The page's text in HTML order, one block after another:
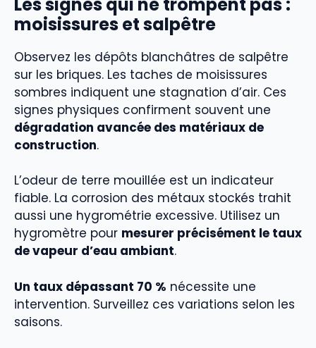
moisissures et salpêtre
Observez les dépôts blanchâtres de salpêtre
sur les briques. Les taches de moisissures
sombres indiquent une stagnation d’air. Ces
signes physiques confirment souvent une
dégradation avancée des matériaux de
construction.
L’odeur de terre mouillée est un indicateur
fiable. La corrosion des métaux stockés trahit
aussi une hygrométrie excessive. Utilisez un
hygromètre pour mesurer précisément le taux
de vapeur d’eau ambiant.
Un taux dépassant 70 % nécessite une
intervention. Surveillez ces variations selon les
saisons.